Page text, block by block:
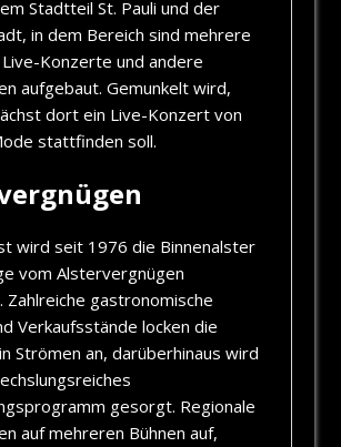
Stadtteil St. Pauli und der
in dem Bereich sind mehrere
Konzerte und andere
aufgebaut. Gemunkelt wird,
dort ein Live-Konzert von
stattfinden soll.
wird seit 1976 die Binnenalster
vom Alstervergnügen
Zahlreiche gastronomische
Verkaufsstände locken die
Strömen an, darüberhinaus wird
gesorgt. Regionale
auf mehreren Bühnen auf,